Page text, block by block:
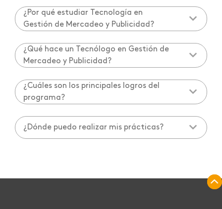
¿Por qué estudiar Tecnología en
Gestión de Mercadeo y Publicidad?
¿Qué hace un Tecnólogo en Gestión de
Mercadeo y Publicidad?
¿Cuáles son los principales logros del
programa?
¿Dónde puedo realizar mis prácticas?